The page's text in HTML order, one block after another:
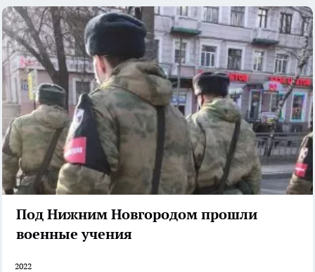
Под Нижним Новгородом прошли
военные учения
2022